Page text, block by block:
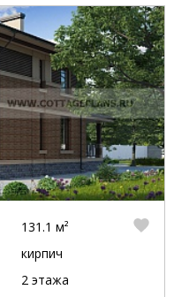
131.1 м²
кирпич
2 этажа